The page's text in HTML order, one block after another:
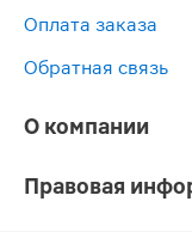
Оплата заказа
Обратная связь
О компании
Правовая